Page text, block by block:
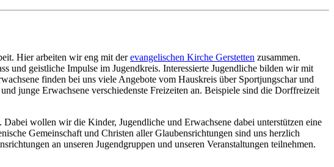
Hier arbeiten wir eng mit derevangelischen Kirche Gerstetten zusammen.
und geistliche Impulse im Jugendkreis. Interessierte Jugendliche bilden wir mit
finden bei uns viele Angebote vom Hauskreis über Sportjungschar und
junge Erwachsene verschiedenste Freizeiten an. Beispiele sind die Dorffreizeit
wollen wir die Kinder, Jugendliche und Erwachsene dabei unterstützen eine
Gemeinschaft und Christen aller Glaubensrichtungen sind uns herzlich
an unseren Jugendgruppen und unseren Veranstaltungen teilnehmen.